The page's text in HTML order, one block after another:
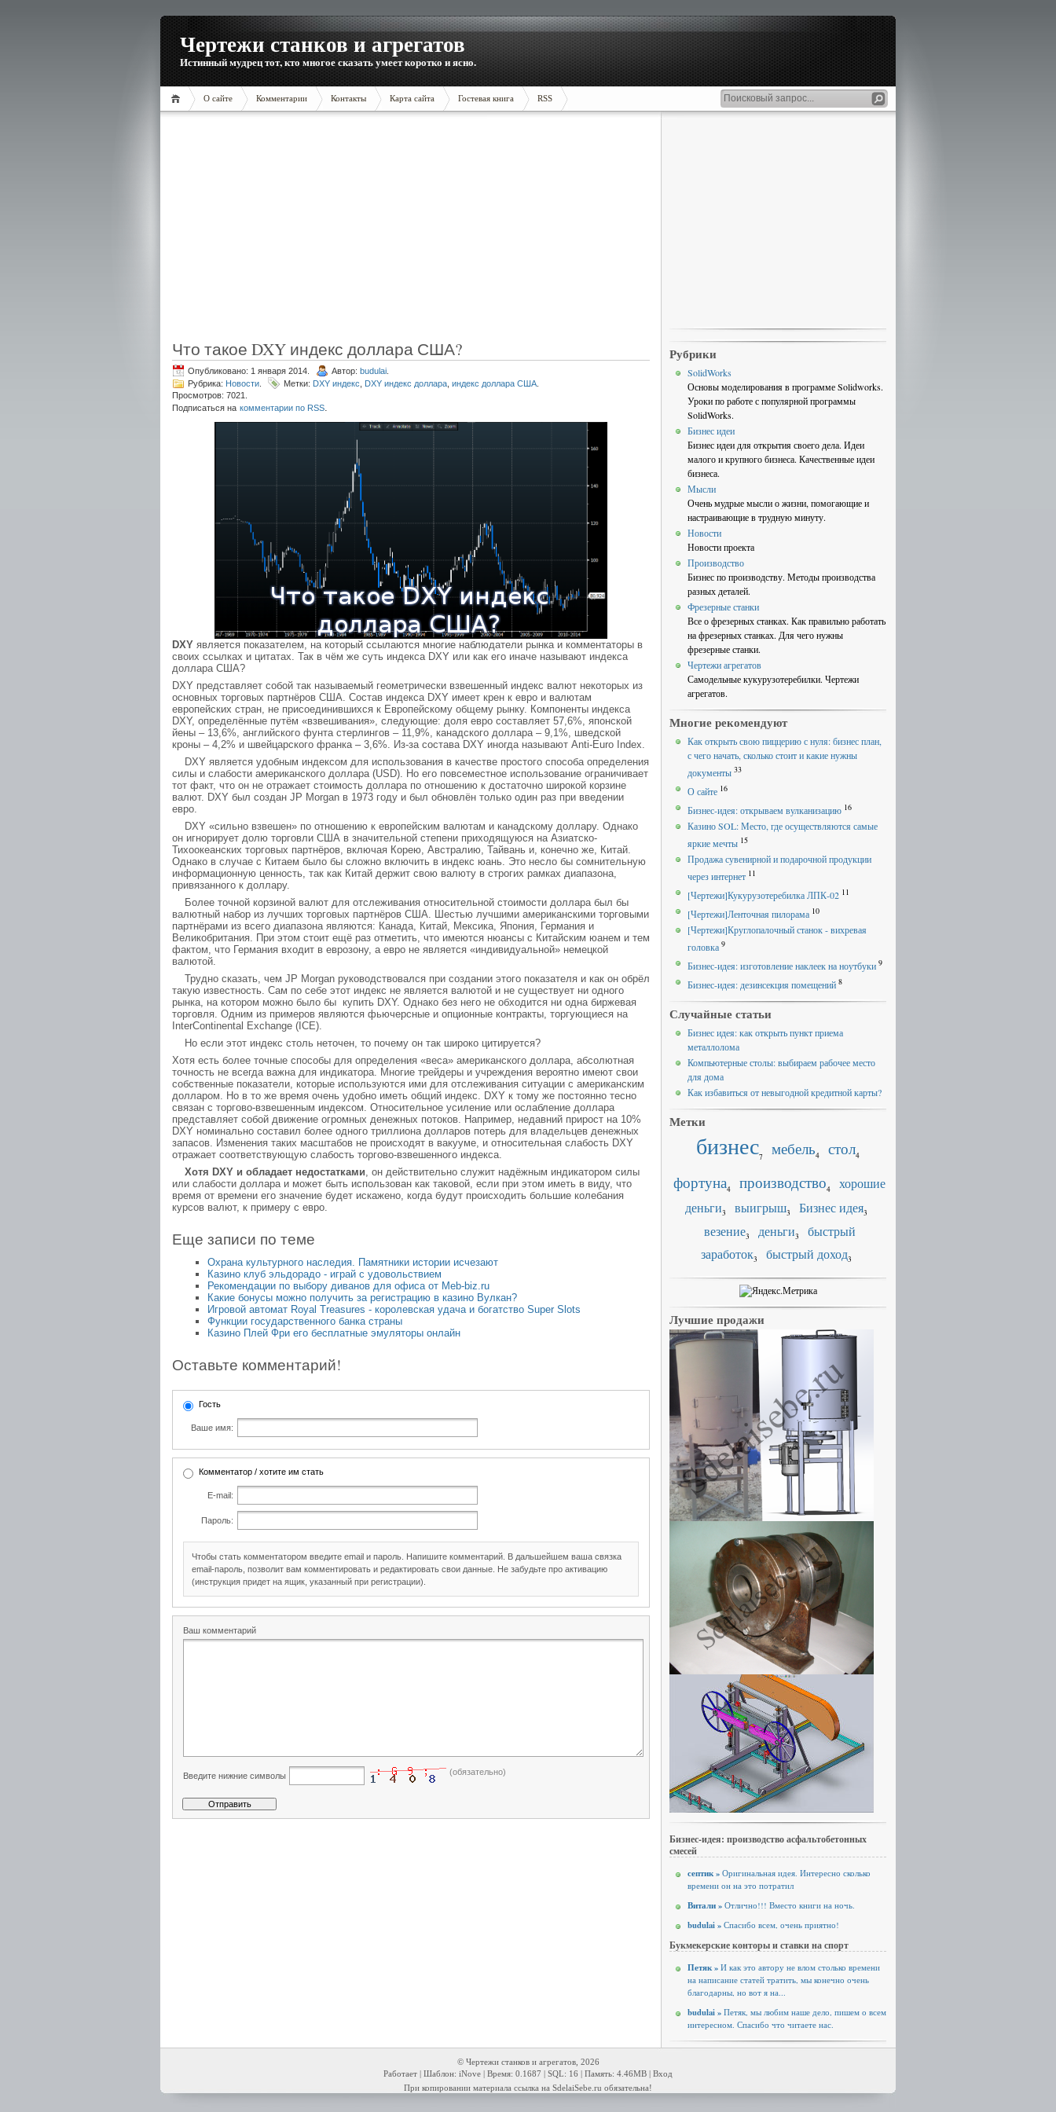
Чертежи станков и агрегатов
Истинный мудрец тот, кто многое сказать умеет коротко и ясно.
О сайте Комментарии Контакты Карта сайта Гостевая книга RSS
Что такое DXY индекс доллара США?
Опубликовано: 1 января 2014. Автор: budulai
Рубрика: Новости Метки: DXY индекс DXY индекс доллара индекс доллара США
Просмотров: 7021.
Подписаться на комментарии по RSS.
DXY является показателем, на который ссылаются многие наблюдатели рынка и комментаторы в
своих ссылках и цитатах. Так в чём же суть индекса DXY или как его иначе называют индекса
доллара США?
DXY представляет собой так называемый геометрически взвешенный индекс валют некоторых из
основных торговых партнёров США. Состав индекса DXY имеет крен к евро и валютам
европейских стран, не присоединившихся к Европейскому общему рынку. Компоненты индекса
DXY, определённые путём «взвешивания», следующие: доля евро составляет 57,6%, японской
йены – 13,6%, английского фунта стерлингов – 11,9%, канадского доллара – 9,1%, шведской
кроны – 4,2% и швейцарского франка – 3,6%. Из-за состава DXY иногда называют Anti-Euro Index.
DXY является удобным индексом для использования в качестве простого способа определения
силы и слабости американского доллара (USD). Но его повсеместное использование ограничивает
тот факт, что он не отражает стоимость доллара по отношению к достаточно широкой корзине
валют. DXY был создан JP Morgan в 1973 году и был обновлён только один раз при введении
евро.
DXY «сильно взвешен» по отношению к европейским валютам и канадскому доллару. Однако
он игнорирует долю торговли США в значительной степени приходящуюся на Азиатско-
Тихоокеанских торговых партнёров, включая Корею, Австралию, Тайвань и, конечно же, Китай.
Однако в случае с Китаем было бы сложно включить в индекс юань. Это несло бы сомнительную
информационную ценность, так как Китай держит свою валюту в строгих рамках диапазона,
привязанного к доллару.
Более точной корзиной валют для отслеживания относительной стоимости доллара был бы
валютный набор из лучших торговых партнёров США. Шестью лучшими американскими торговыми
партнёрами из всего диапазона являются: Канада, Китай, Мексика, Япония, Германия и
Великобритания. При этом стоит ещё раз отметить, что имеются нюансы с Китайским юанем и тем
фактом, что Германия входит в еврозону, а евро не является «индивидуальной» немецкой
валютой.
Трудно сказать, чем JP Morgan руководствовался при создании этого показателя и как он обрёл
такую известность. Сам по себе этот индекс не является валютой и не существует ни одного
рынка, на котором можно было бы купить DXY. Однако без него не обходится ни одна биржевая
торговля. Одним из примеров являются фьючерсные и опционные контракты, торгующиеся на
InterContinental Exchange (ICE).
Но если этот индекс столь неточен, то почему он так широко цитируется?
Хотя есть более точные способы для определения «веса» американского доллара, абсолютная
точность не всегда важна для индикатора. Многие трейдеры и учреждения вероятно имеют свои
собственные показатели, которые используются ими для отслеживания ситуации с американским
долларом. Но в то же время очень удобно иметь общий индекс. DXY к тому же постоянно тесно
связан с торгово-взвешенным индексом. Относительное усиление или ослабление доллара
представляет собой движение огромных денежных потоков. Например, недавний прирост на 10%
DXY номинально составил более одного триллиона долларов потерь для владельцев денежных
запасов. Изменения таких масштабов не происходят в вакууме, и относительная слабость DXY
отражает соответствующую слабость торгово-взвешенного индекса.
Хотя DXY и обладает недостатками, он действительно служит надёжным индикатором силы
или слабости доллара и может быть использован как таковой, если при этом иметь в виду, что
время от времени его значение будет искажено, когда будут происходить большие колебания
курсов валют, к примеру с евро.
Еще записи по теме
Охрана культурного наследия. Памятники истории исчезают
Казино клуб эльдорадо - играй с удовольствием
Рекомендации по выбору диванов для офиса от Meb-biz.ru
Какие бонусы можно получить за регистрацию в казино Вулкан?
Игровой автомат Royal Treasures - королевская удача и богатство Super Slots
Функции государственного банка страны
Казино Плей Фри его бесплатные эмуляторы онлайн
Оставьте комментарий!
Гость
Ваше имя:
Комментатор / хотите им стать
E-mail:
Пароль:
Чтобы стать комментатором введите email и пароль. Напишите комментарий. В дальшейшем ваша связка
email-пароль, позволит вам комментировать и редактировать свои данные. Не забудьте про активацию
(инструкция придет на ящик, указанный при регистрации).
Ваш комментарий
Введите нижние символы (обязательно)
Рубрики
SolidWorks
Основы моделирования в программе Solidworks.
Уроки по работе с популярной программы
SolidWorks.
Бизнес идеи
Бизнес идеи для открытия своего дела. Идеи
малого и крупного бизнеса. Качественные идеи
бизнеса.
Мысли
Очень мудрые мысли о жизни, помогающие и
настраивающие в трудную минуту.
Новости
Новости проекта
Производство
Бизнес по производству. Методы производства
разных деталей.
Фрезерные станки
Все о фрезерных станках. Как правильно работать
на фрезерных станках. Для чего нужны
фрезерные станки.
Чертежи агрегатов
Самодельные кукурузотеребилки. Чертежи
агрегатов.
Многие рекомендуют
Как открыть свою пиццерию с нуля: бизнес план,
с чего начать, сколько стоит и какие нужны
документы 33
О сайте 16
Бизнес-идея: открываем вулканизацию 16
Казино SOL: Место, где осуществляются самые
яркие мечты 15
Продажа сувенирной и подарочной продукции
через интернет 11
[Чертежи]Кукурузотеребилка ЛПК-02 11
[Чертежи]Ленточная пилорама 10
[Чертежи]Круглопалочный станок - вихревая
головка 9
Бизнес-идея: изготовление наклеек на ноутбуки 9
Бизнес-идея: дезинсекция помещений 8
Случайные статьи
Бизнес идея: как открыть пункт приема
металлолома
Компьютерные столы: выбираем рабочее место
для дома
Как избавиться от невыгодной кредитной карты?
Метки
бизнес7 мебель4 стол4
фортуна4 производство4
хорошие
деньги3 выигрыш3 Бизнес идея3
везение3 деньги3
быстрый
заработок3 быстрый доход3
Лучшие продажи
Бизнес-идея: производство асфальтобетонных
смесей
септик » Оригинальная идея. Интересно сколько
времени он на это потратил
Витали » Отлично!!! Вместо книги на ночь.
budulai » Спасибо всем, очень приятно!
Букмекерские конторы и ставки на спорт
Петяк » И как это автору не влом столько времени
на написание статей тратить, мы конечно очень
благодарны, но вот я на...
budulai » Петяк, мы любим наше дело, пишем о всем
интересном. Спасибо что читаете нас.
© Чертежи станков и агрегатов, 2026
Работает | Шаблон: iNove | Время: 0.1687 | SQL: 16 | Память: 4.46MB | Вход
При копировании материала ссылка на SdelaiSebe.ru обязательна!